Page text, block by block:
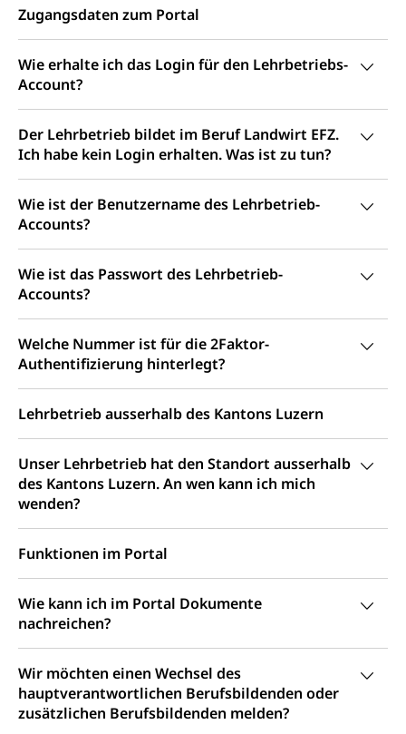
Zugangsdaten zum Portal
Wie erhalte ich das Login für den Lehrbetriebs-
Account?
Der Lehrbetrieb bildet im Beruf Landwirt EFZ.
Ich habe kein Login erhalten. Was ist zu tun?
Wie ist der Benutzername des Lehrbetrieb-
Accounts?
Wie ist das Passwort des Lehrbetrieb-
Accounts?
Welche Nummer ist für die 2Faktor-
Authentifizierung hinterlegt?
Lehrbetrieb ausserhalb des Kantons Luzern
Unser Lehrbetrieb hat den Standort ausserhalb
des Kantons Luzern. An wen kann ich mich
wenden?
Funktionen im Portal
Wie kann ich im Portal Dokumente
nachreichen?
Wir möchten einen Wechsel des
hauptverantwortlichen Berufsbildenden oder
zusätzlichen Berufsbildenden melden?
Pensionskasse, erste Säule, zweite Säule, dritte
Säule, Hilflosenentschädigung,
Ergänzungsleistungen, Altersvorsorge,
Todesfallversicherung
Hilfslosenentschädigung (WAS Luzern)
AHV-Hinterlassenenrente (WAS Luzern)
Informationsstelle AHV/IV
Ergänzungsleistungen (EL) (WAS Luzern)
AHV-Altersrente (WAS Luzern)
Behinderung
Körperbehinderung, körperliche Behinderung,
geistige Behinderung, psychische Behinderung,
Erwerbsunfähigkeit, Behinderte
Inklusion im Sport
Menschen mit Behinderungen
Kultur und Medien
Archive und Bibliotheken
Staatsarchiv Luzern
Kulturelle Einrichtungen
Dienststelle Kultur
Kunst & Kultur (Luzern Tourismus)
Kulturförderung
Kulturpolitik, Sprachförderung, Denkmalpflege,
kulturelles Angebot, Kulturerbe, kulturelles Erbe,
Nachwuchsförderung, Vermittlung, Selektive
Bildende Kunst, Angewandte Kunst, Theater/Tanz,
Werkankäufe, Kunstankäufe, Kunst und Bau, Schule
und Kultur, Kulturgesuche, Kulturvermittlung
Angebote für Schulklassen
Zentralschweizer Filmförderung
Mobilität